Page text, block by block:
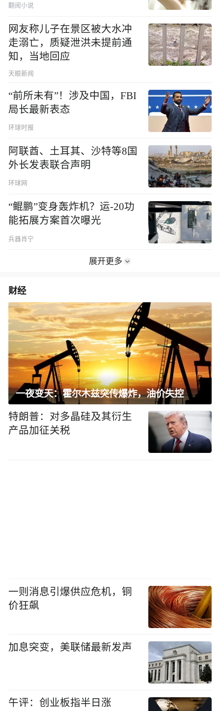
翻阅小说
网友称儿子在景区被大水冲
走溺亡，质疑泄洪未提前通
知，当地回应
天眼新闻
“前所未有”！涉及中国，FBI
局长最新表态
环球时报
阿联酋、土耳其、沙特等8国
外长发表联合声明
环球网
“鲲鹏”变身轰炸机？运-20功
能拓展方案首次曝光
兵器肖宁
展开更多
财经
一夜变天：霍尔木兹突传爆炸，油价失控
特朗普：对多晶硅及其衍生
产品加征关税
一则消息引爆供应危机，铜
价狂飙
加息突变，美联储最新发声
午评：创业板指半日涨